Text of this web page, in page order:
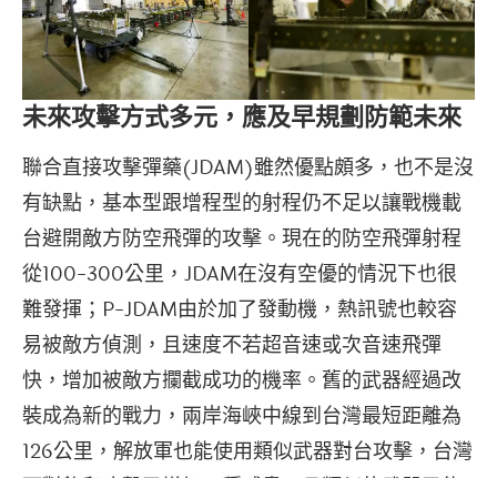
未來攻擊方式多元，應及早規劃防範未來
聯合直接攻擊彈藥(JDAM)雖然優點頗多，也不是沒
有缺點，基本型跟增程型的射程仍不足以讓戰機載
台避開敵方防空飛彈的攻擊。現在的防空飛彈射程
從100-300公里，JDAM在沒有空優的情況下也很
難發揮；P-JDAM由於加了發動機，熱訊號也較容
易被敵方偵測，且速度不若超音速或次音速飛彈
快，增加被敵方攔截成功的機率。舊的武器經過改
裝成為新的戰力，兩岸海峽中線到台灣最短距離為
126公里，解放軍也能使用類似武器對台攻擊，台灣